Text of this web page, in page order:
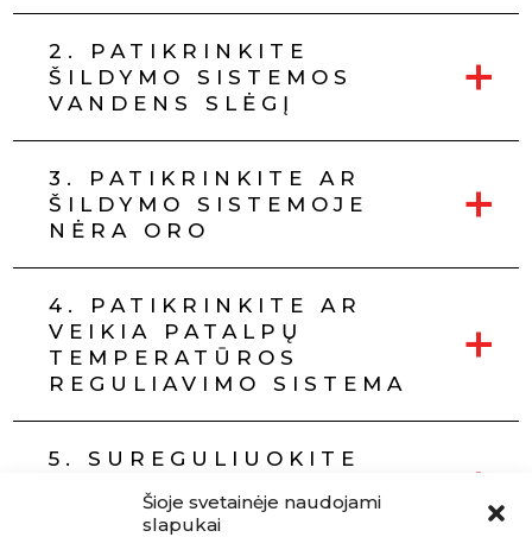
Šioje svetainėje naudojami
slapukai
2. PATIKRINKITE
ŠILDYMO SISTEMOS
VANDENS SLĖGĮ
+
3. PATIKRINKITE AR
ŠILDYMO SISTEMOJE
NĖRA ORO
+
4. PATIKRINKITE AR
VEIKIA PATALPŲ
TEMPERATŪROS
REGULIAVIMO SISTEMA
+
5. SUREGULIUOKITE
VOŽTUVĄ
+